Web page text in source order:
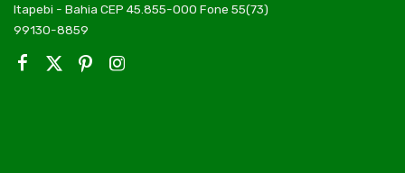
Itapebi - Bahia CEP 45.855-000 Fone 55(73)
99130-8859